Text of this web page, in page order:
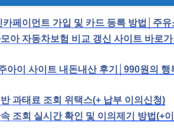
카페이먼트 가입 및 카드 등록 방법│주유
아 자동차보험 비교 갱신 사이트 바로가
아이 사이트 내돈내산 후기│990원의 행
과태료 조회 위택스(+ 납부 이의신청)
조회 실시간 확인 및 이의제기 방법(+